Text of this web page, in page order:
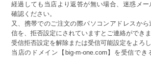
経過しても当店より返答が無い場合、迷惑メ
確認ください。
又、携帯でのご注文の際パソコンアドレスか
信を、拒否設定にされていますとご連絡ができま
受信拒否設定を解除または受信可能設定をよろ
当店のドメイン【big-m-one.com】を受信でき